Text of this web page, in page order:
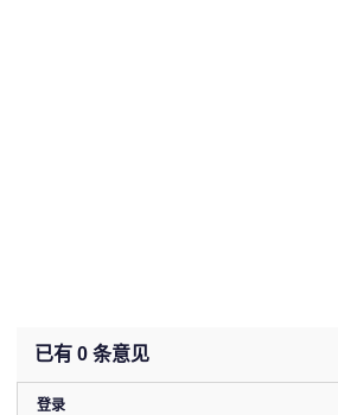
已有 0 条意见
登录